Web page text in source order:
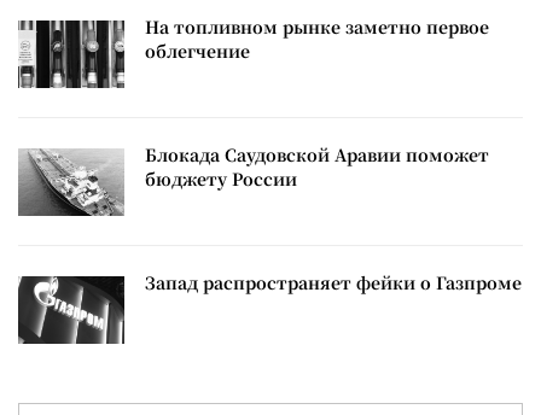
На топливном рынке заметно первое
облегчение
Блокада Саудовской Аравии поможет
бюджету России
Запад распространяет фейки о Газпроме